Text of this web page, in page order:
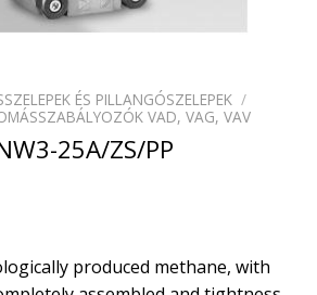
ÉS PILLANGÓSZELEPEK /
VAD, VAG, VAV
25A/ZS/PP
produced methane, with